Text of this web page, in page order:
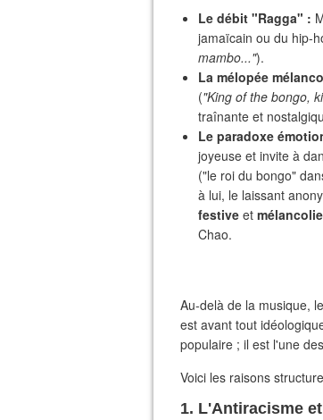
Le débit "Ragga" :
jamaïcain ou du hip-
mambo...").
La mélopée
("King of the bongo,
traînante et
Le paradoxe
joyeuse et invite à
("le roi du bongo"
à lui, le laissant
festive et
Chao.
Au-delà de la musique,
est avant tout
populaire ; il est l'une
​Voici les raisons
​1. L'Antiracisme